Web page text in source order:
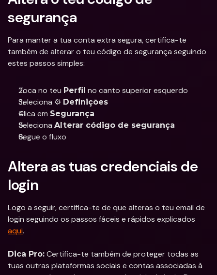
segurança
Para manter a tua conta extra segura, certifica-te
também de alterar o teu código de segurança seguindo
estes passos simples:
Toca no teu Perfil no canto superior esquerdo
Seleciona ⚙️ Definições
Clica em Segurança
Seleciona Alterar código de segurança
Segue o fluxo
Altera as tuas credenciais de
login
Logo a seguir, certifica-te de que alteras o teu email de
aqui.
Dica Pro: Certifica-te também de proteger todas as
tuas outras plataformas sociais e contas associadas à